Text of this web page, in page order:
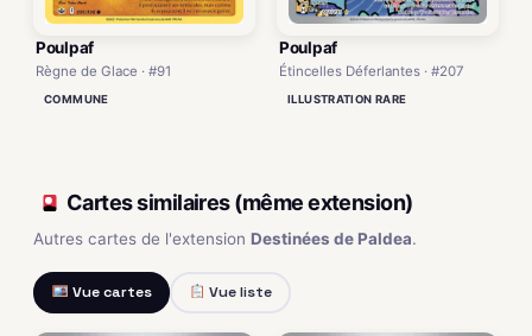
Poulpaf
Règne de Glace · #91
COMMUNE
Poulpaf
Étincelles Déferlantes · #207
ILLUSTRATION RARE
Cartes similaires (même extension)
Autres cartes de l'extension Destinées de Paldea.
Vue cartes Vue liste